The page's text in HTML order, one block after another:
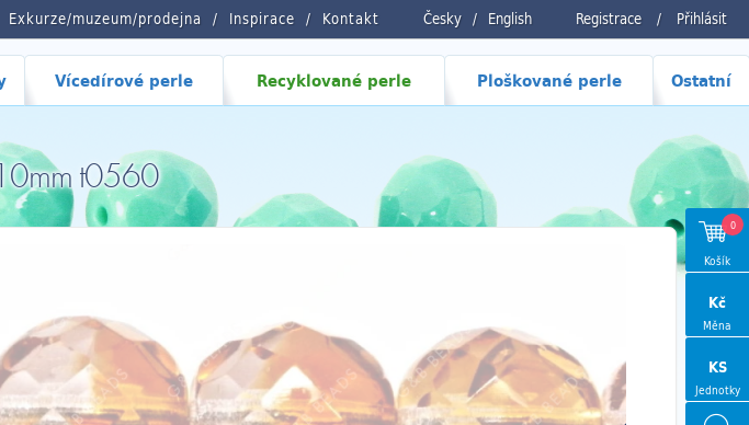
Registrace / Přihlásit
Česky / English
Exkurze/muzeum/prodejna Inspirace Kontakt
Vícedírové perle Recyklované perle Ploškované perle Ostatní
t0560
0
Košík
Kč
Měna
KS
Jednotky